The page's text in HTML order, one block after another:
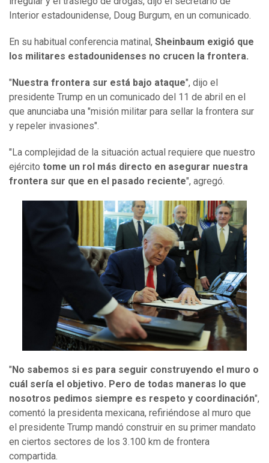
Interior estadounidense, Doug Burgum, en un comunicado.
En su habitual conferencia matinal, Sheinbaum exigió que
los militares estadounidenses no crucen la frontera.
" Nuestra frontera sur está bajo ataque", dijo el
presidente Trump en un comunicado del 11 de abril en el
que anunciaba una "misión militar para sellar la frontera sur
y repeler invasiones".
"La complejidad de la situación actual requiere que nuestro
ejército tome un rol más directo en asegurar nuestra
frontera sur que en el pasado reciente", agregó.
" No sabemos si es para seguir construyendo el muro o
cuál sería el objetivo. Pero de todas maneras lo que
nosotros pedimos siempre es respeto y coordinación",
comentó la presidenta mexicana, refiriéndose al muro que
el presidente Trump mandó construir en su primer mandato
en ciertos sectores de los 3.100 km de frontera
compartida.